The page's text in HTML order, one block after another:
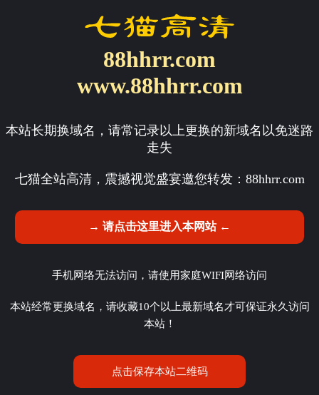
88hhrr.com
www.88hhrr.com
本站长期换域名，请常记录以上更换的新域名以免迷路
走失
七猫全站高清，震撼视觉盛宴邀您转发： 88hhrr.com
→ 请点击这里进入本网站 ←
手机网络无法访问，请使用家庭WIFI网络访问
本站经常更换域名，请收藏10个以上最新域名才可保证永久访问
本站！
点击保存本站二维码